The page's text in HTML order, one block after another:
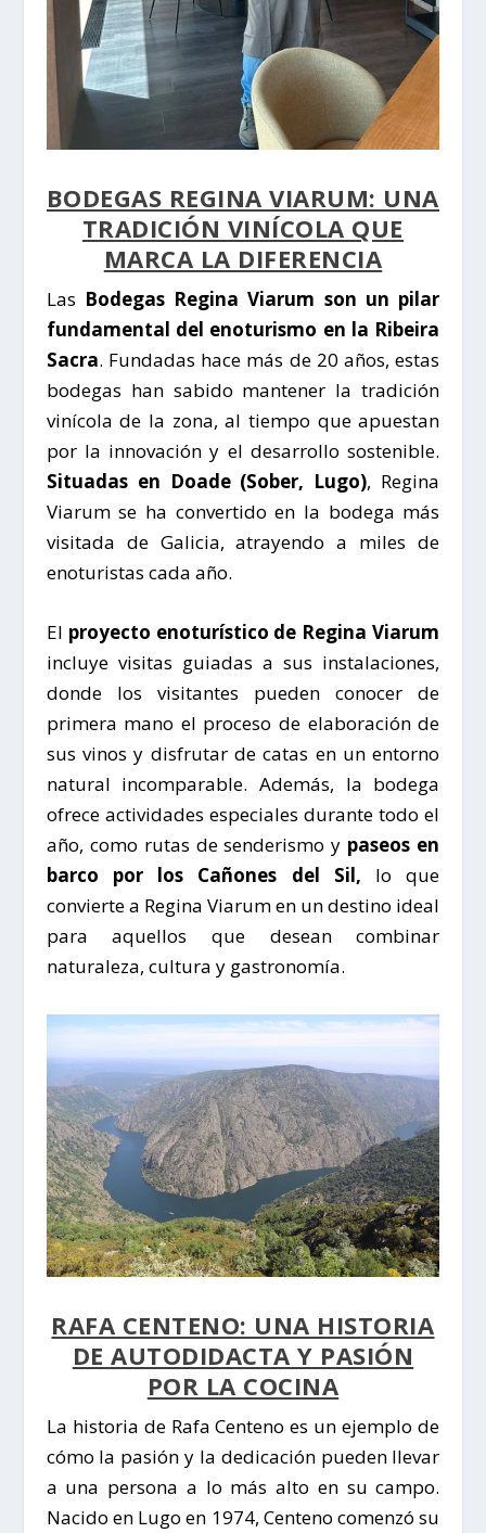
BODEGAS REGINA VIARUM: UNA
TRADICIÓN VINÍCOLA QUE
MARCA LA DIFERENCIA
Las Bodegas Regina Viarum son un pilar
fundamental del enoturismo en la Ribeira
Sacra. Fundadas hace más de 20 años, estas
bodegas han sabido mantener la tradición
vinícola de la zona, al tiempo que apuestan
por la innovación y el desarrollo sostenible.
Situadas en Doade (Sober, Lugo), Regina
Viarum se ha convertido en la bodega más
visitada de Galicia, atrayendo a miles de
enoturistas cada año.
El proyecto enoturístico de Regina Viarum
incluye visitas guiadas a sus instalaciones,
donde los visitantes pueden conocer de
primera mano el proceso de elaboración de
sus vinos y disfrutar de catas en un entorno
natural incomparable. Además, la bodega
ofrece actividades especiales durante todo el
año, como rutas de senderismo y paseos en
barco por los Cañones del Sil, lo que
convierte a Regina Viarum en un destino ideal
para aquellos que desean combinar
naturaleza, cultura y gastronomía.
RAFA CENTENO: UNA HISTORIA
DE AUTODIDACTA Y PASIÓN
POR LA COCINA
La historia de Rafa Centeno es un ejemplo de
cómo la pasión y la dedicación pueden llevar
a una persona a lo más alto en su campo.
Nacido en Lugo en 1974, Centeno comenzó su